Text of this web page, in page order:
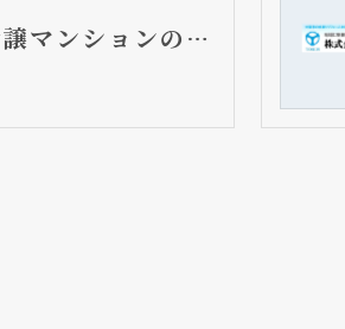
大阪市東住吉区 分譲マンションのトイレ取替リフォーム工事